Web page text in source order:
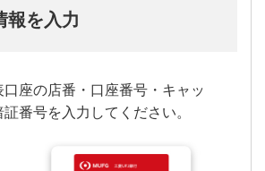
報を入力
口座の店番・口座番号・キャッ
番号を入力してください。